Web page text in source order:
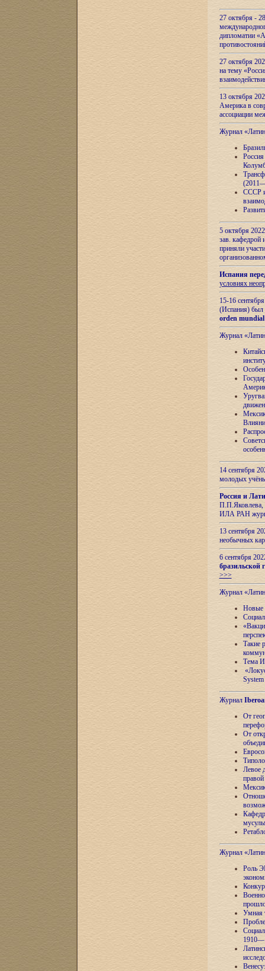
27 октября -
дипломатии
27 октября
на тему
13 октября
Америка в
ассоциации
Журнал
СССР и
5 октября
зав.
приняли
Испания
условиях
15-16
(Испания) был
orden
Журнал
14 сентября
молодых
Россия и
П.П.Яковлева,
ИЛА РАН
13 сентября
необычных
6 сентября
бразильской
>>>
Журнал
Новые
Такие
Тема
Журнал
От
От
Левое
Журнал
Роль
Умная